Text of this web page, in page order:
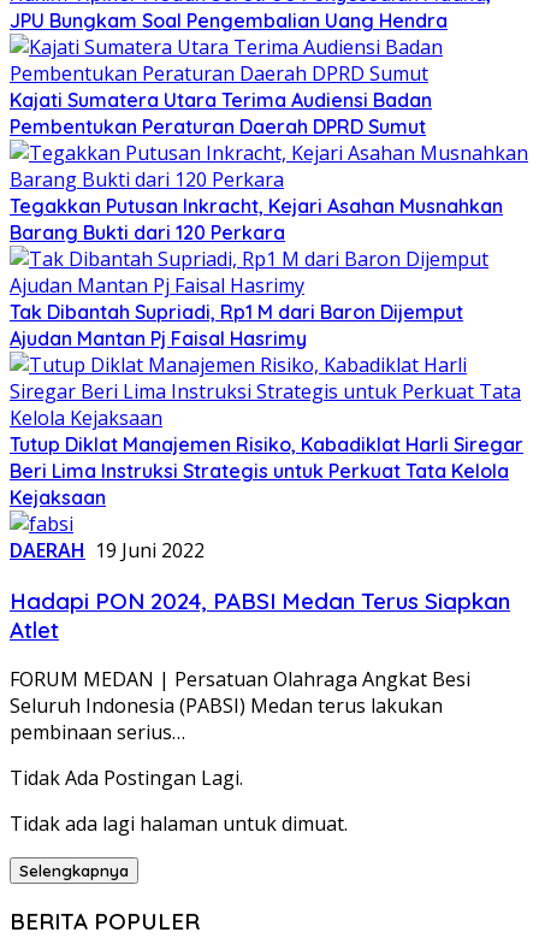
JPU Bungkam Soal Pengembalian Uang Hendra
Kajati Sumatera Utara Terima Audiensi Badan
Pembentukan Peraturan Daerah DPRD Sumut
Tegakkan Putusan Inkracht, Kejari Asahan Musnahkan
Barang Bukti dari 120 Perkara
Tak Dibantah Supriadi, Rp1 M dari Baron Dijemput
Ajudan Mantan Pj Faisal Hasrimy
Tutup Diklat Manajemen Risiko, Kabadiklat Harli Siregar
Beri Lima Instruksi Strategis untuk Perkuat Tata Kelola
Kejaksaan
DAERAH 19 Juni 2022
Hadapi PON 2024, PABSI Medan Terus Siapkan
Atlet
FORUM MEDAN | Persatuan Olahraga Angkat Besi
Seluruh Indonesia (PABSI) Medan terus lakukan
pembinaan serius…
Tidak Ada Postingan Lagi.
Tidak ada lagi halaman untuk dimuat.
Selengkapnya
BERITA POPULER